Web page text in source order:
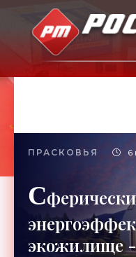
ПРАСКОВЬЯ 6
С
экожилище -